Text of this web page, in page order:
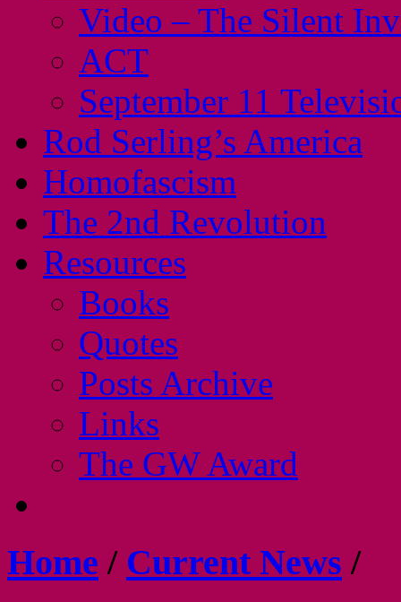
Video – The Silent
ACT
September 11
Rod Serling’s America
Homofascism
The 2nd Revolution
Resources
Books
Quotes
Posts Archive
Links
The GW Award
Home / Current News /